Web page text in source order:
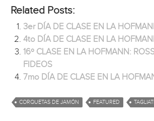
Related Posts:
3er DÍA DE CLASE EN LA
4to DÍA DE CLASE EN LA
16º CLASE EN LA HOFMANN:
FIDEOS
7mo DÍA DE CLASE EN LA
CORQUETAS DE JAMÓN FEATURED